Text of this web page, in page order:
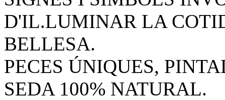
D'IL.LUMINAR LA
BELLESA.
PECES ÚNIQUES,
SEDA 100% NATURAL.